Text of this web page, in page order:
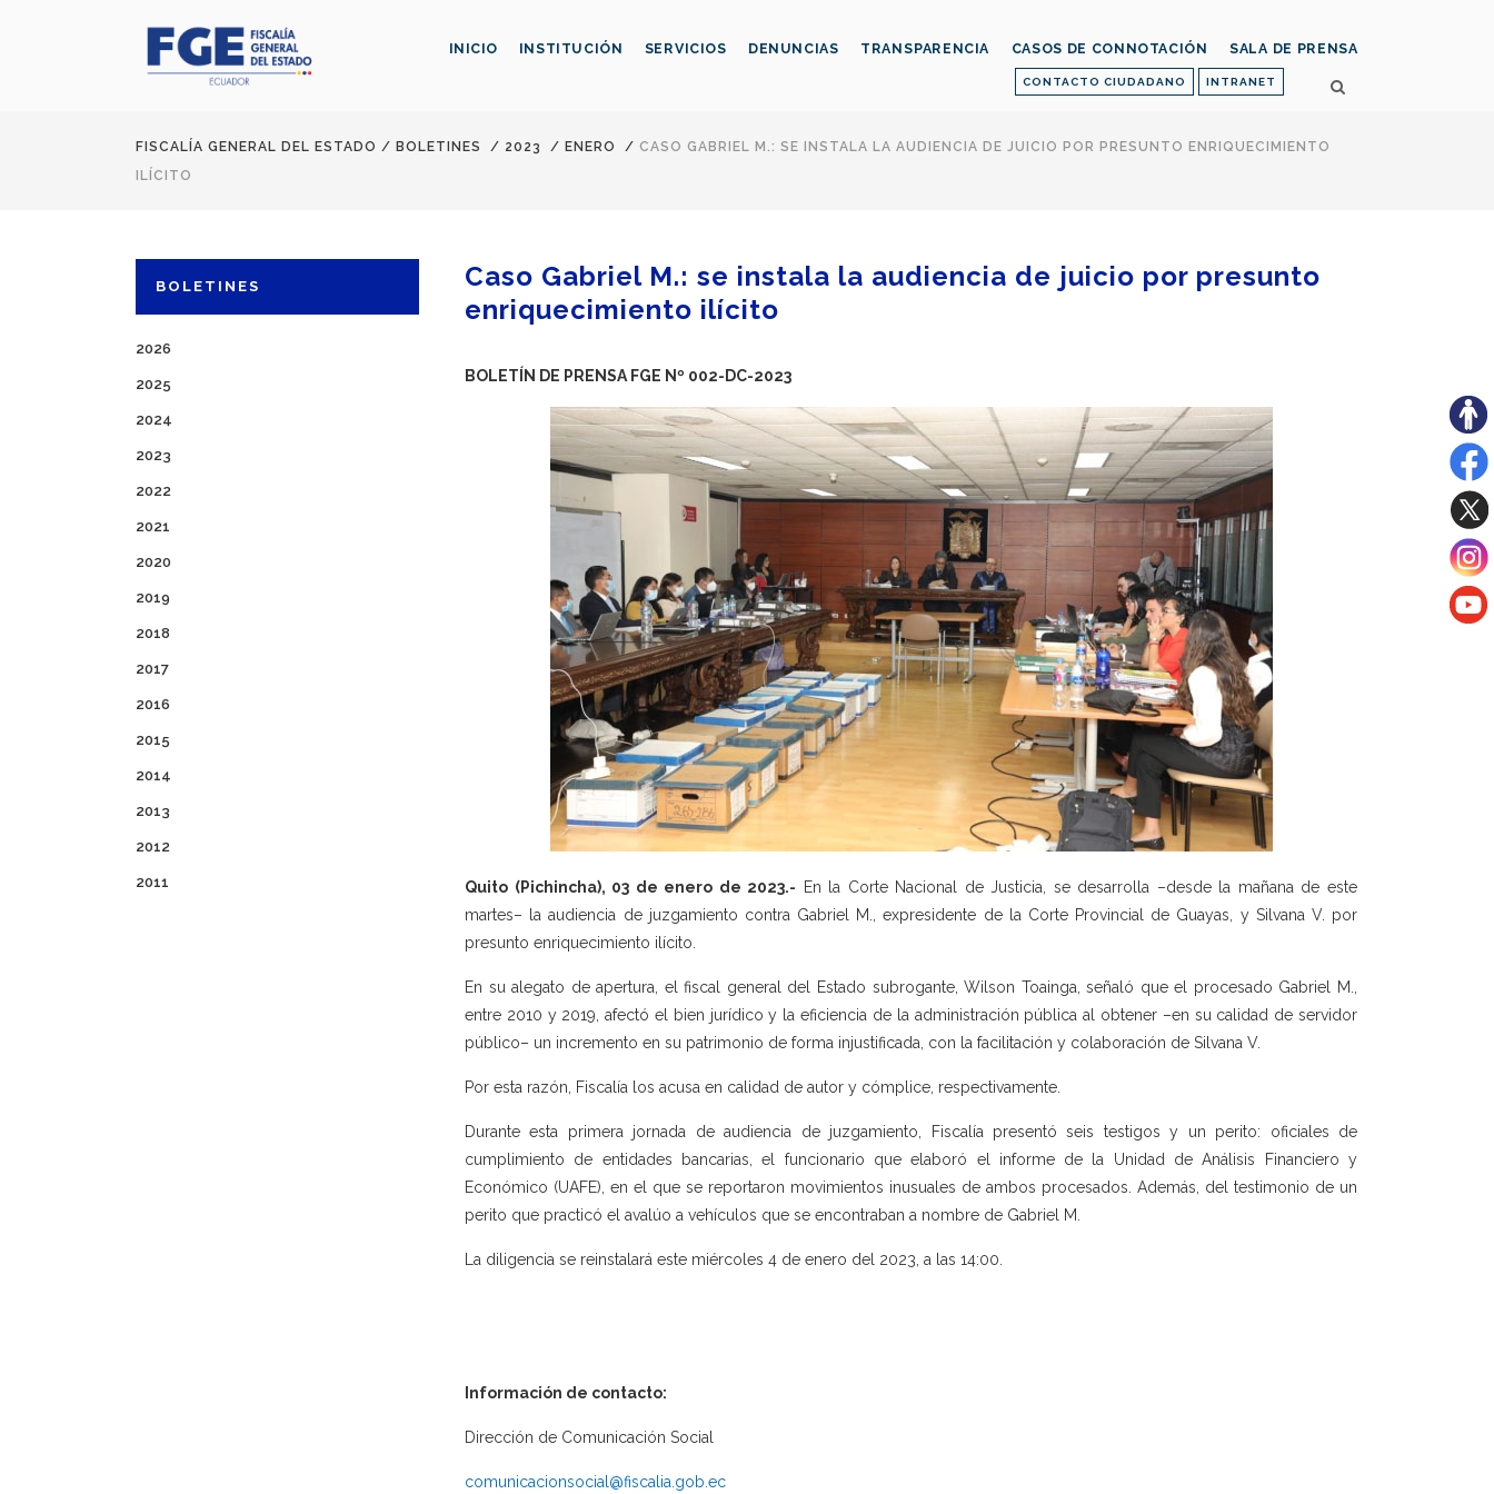
CONTACTO CIUDADANO INTRANET
INICIO INSTITUCIÓN SERVICIOS DENUNCIAS TRANSPARENCIA CASOS DE CONNOTACIÓN SALA DE PRENSA
FISCALÍA GENERAL DEL ESTADO / BOLETINES / 2023 / ENERO / CASO GABRIEL M.: SE INSTALA LA AUDIENCIA DE JUICIO POR PRESUNTO ENRIQUECIMIENTO
ILÍCITO
BOLETINES
2026
2025
2024
2023
2022
2021
2020
2019
2018
2017
2016
2015
2014
2013
2012
2011
Caso Gabriel M.: se instala la audiencia de juicio por presunto
enriquecimiento ilícito
BOLETÍN DE PRENSA FGE Nº 002-DC-2023
Quito (Pichincha), 03 de enero de 2023.- En la Corte Nacional de Justicia, se desarrolla –desde la mañana de este
martes– la audiencia de juzgamiento contra Gabriel M., expresidente de la Corte Provincial de Guayas, y Silvana V. por
presunto enriquecimiento ilícito.
En su alegato de apertura, el fiscal general del Estado subrogante, Wilson Toainga, señaló que el procesado Gabriel M.,
entre 2010 y 2019, afectó el bien jurídico y la eficiencia de la administración pública al obtener –en su calidad de servidor
público– un incremento en su patrimonio de forma injustificada, con la facilitación y colaboración de Silvana V.
Por esta razón, Fiscalía los acusa en calidad de autor y cómplice, respectivamente.
Durante esta primera jornada de audiencia de juzgamiento, Fiscalía presentó seis testigos y un perito: oficiales de
cumplimiento de entidades bancarias, el funcionario que elaboró el informe de la Unidad de Análisis Financiero y
Económico (UAFE), en el que se reportaron movimientos inusuales de ambos procesados. Además, del testimonio de un
perito que practicó el avalúo a vehículos que se encontraban a nombre de Gabriel M.
La diligencia se reinstalará este miércoles 4 de enero del 2023, a las 14:00.
Información de contacto:
Dirección de Comunicación Social
comunicacionsocial@fiscalia.gob.ec